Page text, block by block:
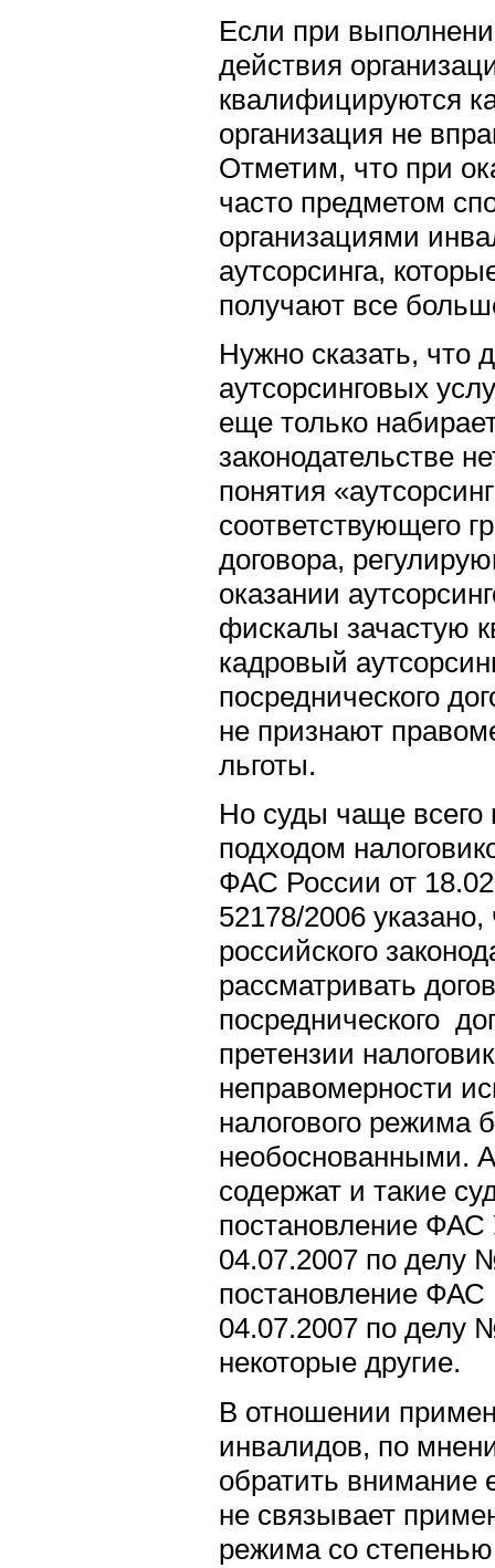
Если при
действия
квалифицируются
организация не
Отметим, что при
часто предметом
организациями
аутсорсинга,
получают все
Нужно сказать, что
аутсорсинговых
еще только
законодательстве
понятия
соответствующего
договора,
оказании
фискалы зачастую
кадровый
посреднического
не признают
льготы.
Но суды чаще всего
подходом
ФАС России от
52178/2006
российского
рассматривать
посреднического
претензии
неправомерности
налогового режима
необоснованными.
содержат и такие
постановление ФАС
04.07.2007 по делу
постановление ФАС
04.07.2007 по делу
некоторые другие.
В отношении
инвалидов, по
обратить
не связывает
режима со